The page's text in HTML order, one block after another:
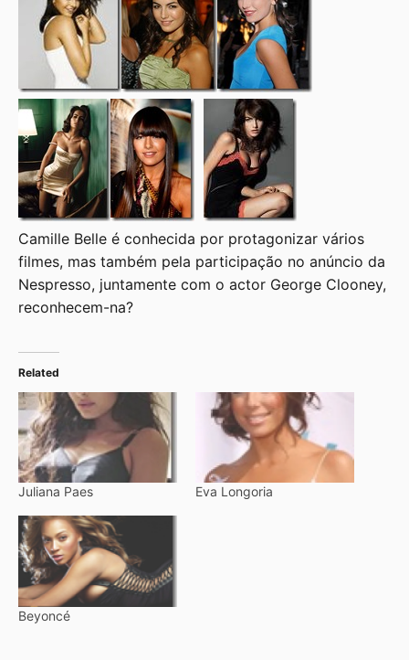
Camille Belle é conhecida por protagonizar vários
filmes, mas também pela participação no anúncio da
Nespresso, juntamente com o actor George Clooney,
reconhecem-na?
Related
Juliana Paes Eva Longoria
Beyoncé